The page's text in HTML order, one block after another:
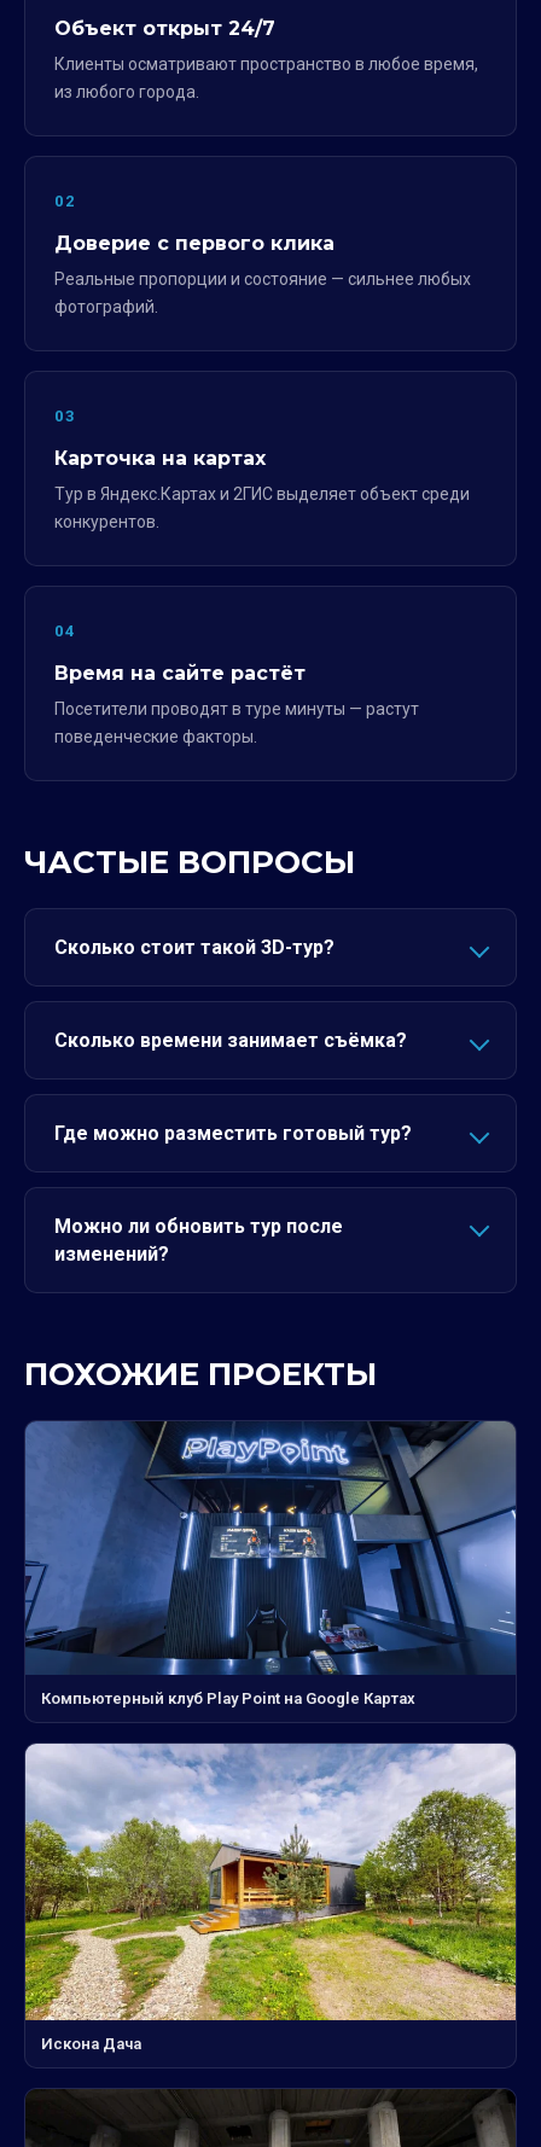
Объект открыт 24/7
Клиенты осматривают пространство в любое время,
из любого города.
02
Доверие с первого клика
Реальные пропорции и состояние — сильнее любых
фотографий.
03
Карточка на картах
Тур в Яндекс.Картах и 2ГИС выделяет объект среди
конкурентов.
04
Время на сайте растёт
Посетители проводят в туре минуты — растут
поведенческие факторы.
ЧАСТЫЕ ВОПРОСЫ
Сколько стоит такой 3D-тур?
Сколько времени занимает съёмка?
Где можно разместить готовый тур?
Можно ли обновить тур после
изменений?
ПОХОЖИЕ ПРОЕКТЫ
Компьютерный клуб Play Point на Google Картах
Искона Дача